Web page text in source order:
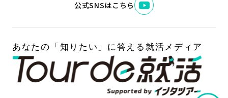
公式SNSはこちら